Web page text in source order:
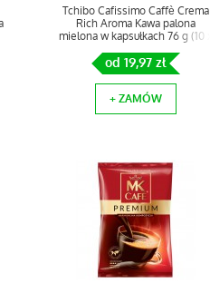
Tchibo Cafissimo Caffè Crema
Rich Aroma Kawa palona
mielona w kapsułkach 76 g (10 x
od 19,97 zł
+ ZAMÓW